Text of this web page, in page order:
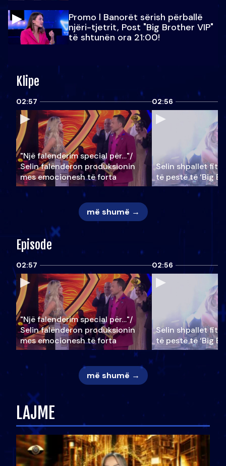
Promo l Banorët sërish përballë
njëri-tjetrit, Post "Big Brother VIP"
të shtunën ora 21:00!
Klipe
02:57
"Një falenderim special për…"/
Selin falënderon produksionin
mes emocionesh të forta
02:56
Selin shpallet
të pestë të ‘Big
më shumë →
Episode
02:57
"Një falenderim special për…"/
Selin falënderon produksionin
mes emocionesh të forta
02:56
Selin shpallet
të pestë të ‘Big
më shumë →
LAJME